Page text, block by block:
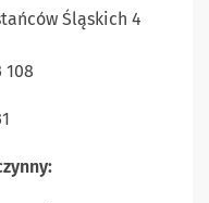
Śląskich 4
108